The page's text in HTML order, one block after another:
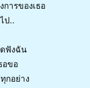
ารของเธอ
ป..
ดฟังฉัน
อขอ
กอย่าง